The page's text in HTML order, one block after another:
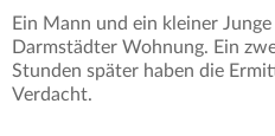
Ein Mann und ein kleiner
Darmstädter Wohnung. Ein
Stunden später haben die
Verdacht.